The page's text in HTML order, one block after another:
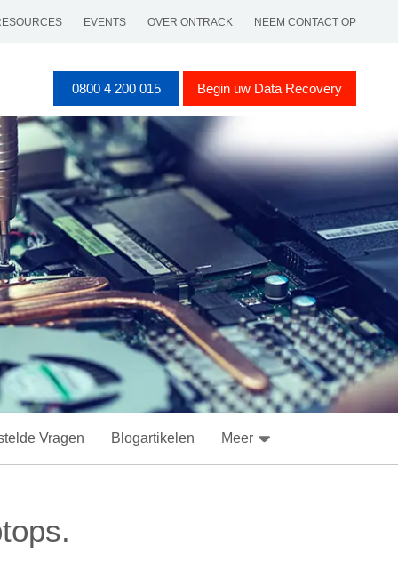
EVENTS OVER ONTRACK NEEM CONTACT OP
0800 4 200 015 Begin uw Data Recovery
Vragen Blogartikelen Meer